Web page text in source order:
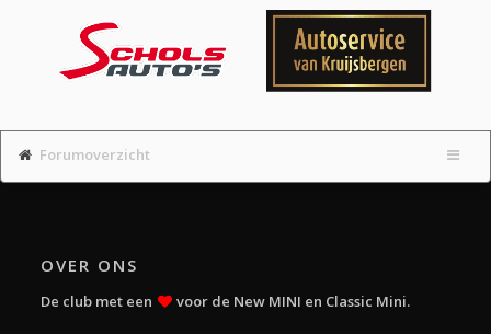
Forumoverzicht
OVER ONS
De club met een voor de New MINI en Classic Mini.